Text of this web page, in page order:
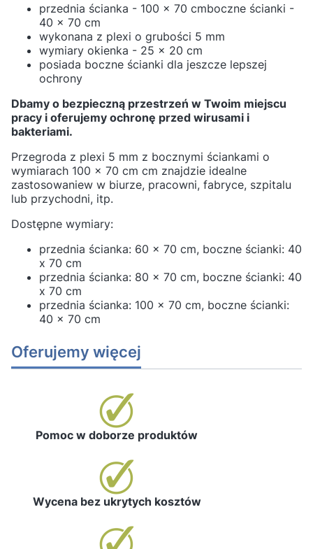
przednia ścianka - 100 x 70 cmboczne ścianki -
40 x 70 cm
wykonana z plexi o grubości 5 mm
wymiary okienka - 25 x 20 cm
posiada boczne ścianki dla jeszcze lepszej
ochrony
Dbamy o bezpieczną przestrzeń w Twoim miejscu
pracy i oferujemy ochronę przed wirusami i
bakteriami.
Przegroda z plexi 5 mm z bocznymi ściankami o
wymiarach 100 x 70 cm cm znajdzie idealne
zastosowaniew w biurze, pracowni, fabryce, szpitalu
lub przychodni, itp.
Dostępne wymiary:
przednia ścianka: 60 x 70 cm, boczne ścianki: 40
x 70 cm
przednia ścianka: 80 x 70 cm, boczne ścianki: 40
x 70 cm
przednia ścianka: 100 x 70 cm, boczne ścianki:
40 x 70 cm
Oferujemy więcej
Pomoc w doborze produktów
Wycena bez ukrytych kosztów